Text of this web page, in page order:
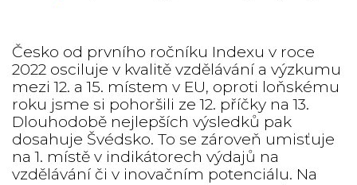
Česko od prvního ročníku Indexu v roce
2022 osciluje v kvalitě vzdělávání a výzkumu
mezi 12. a 15. místem v EU, oproti loňskému
roku jsme si pohoršili ze 12. příčky na 13.
Dlouhodobě nejlepších výsledků pak
dosahuje Švédsko. To se zároveň umisťuje
na 1. místě v indikátorech výdajů na
vzdělávání či v inovačním potenciálu. Na